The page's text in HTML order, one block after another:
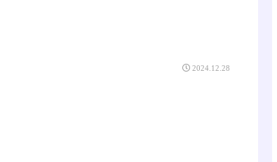
2024.12.28